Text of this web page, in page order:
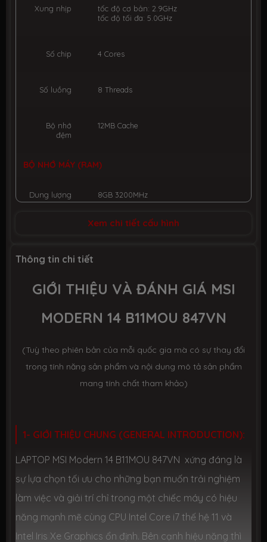
Xung nhịp
tốc độ cơ bản: 2.9GHz
tốc độ tối đa: 5.0GHz
Số chip 4 Cores
Số luồng 8 Threads
Bộ nhớ
đệm
12MB Cache
BỘ NHỚ MÁY (RAM)
Dung lượng 8GB 3200MHz
Ổ CỨNG LƯU TRỮ (SSD)
Dung lượng SSD 512GB M.2
Công nghệ PCIe Gen3
CHIP XỬ LÝ ĐỒ HOẠ (VGA)
VGA tích
Intel® Iris® Xe Graphics
VGA
chuyên
dụng
None
Xem chi tiết cấu hình
Thông tin chi tiết
GIỚI THIỆU VÀ ĐÁNH GIÁ MSI
MODERN 14 B11MOU 847VN
(Tuỳ theo phiên bản của mỗi quốc gia mà có sự thay đổi
trong tính năng sản phẩm và nội dung mô tả sản phẩm
mang tính chất tham khảo)
1- GIỚI THIỆU CHUNG (GENERAL INTRODUCTION):
LAPTOP MSI Modern 14 B11MOU 847VN xứng đáng là
sự lựa chọn tối ưu cho những bạn muốn trải nghiệm
làm việc và giải trí chỉ trong một chiếc máy có hiệu
năng mạnh mẽ cùng CPU Intel Core i7 thế hệ 11 và
Intel Iris Xe Graphics ổn định. Bên cạnh hiệu năng thì